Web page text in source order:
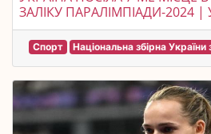
ЗАЛІКУ ПАРАЛІМПІАДИ-2024 |
Спорт Національна збірна